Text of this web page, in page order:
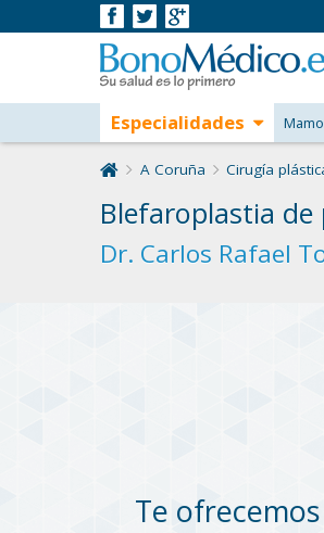
A Coruña Cirugía
Blefaroplastia de
Dr. Carlos Rafael
Te ofrecemos
Especialidades